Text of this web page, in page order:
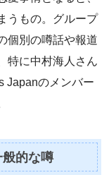
うもの。グループ
個別の噂話や報道
特に中村海人さん
Japanのメンバー
的な噂